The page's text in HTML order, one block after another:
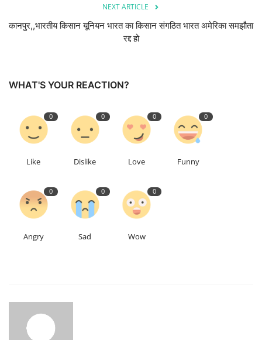
खेल
उत्तर प्रदेश
NEXT ARTICLE
कानपुर,,भारतीय किसान यूनियन भारत का किसान संगठित भारत अमेरिका समझौता
रद्द हो
WHAT'S YOUR REACTION?
0
Like
0
Dislike
0
Love
0
Funny
0
Angry
0
Sad
0
Wow